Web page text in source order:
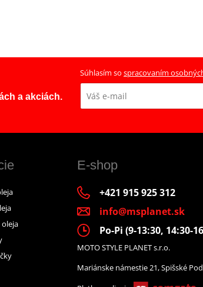
a akciách.
Súhlasím so spracovaním
E-shop
+421 915 925 312
info@msplanet.sk
Po-Pi (9-13:30, 14:30-
MOTO STYLE PLANET s.r.o.
Mariánske námestie 21, Spišské